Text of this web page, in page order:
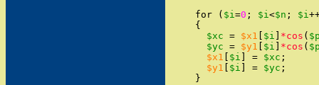
for
( $i=0 ; $i<$n ; $i
{
$xc = $x1 $i *cos (
$yc = $y1 $i *cos (
$x1
$i = $xc ;
$y1
$i = $yc ;
}